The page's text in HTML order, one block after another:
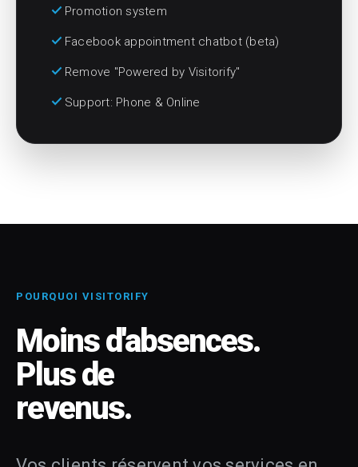
check Promotion system
check Facebook appointment chatbot (beta)
check Remove "Powered by Visitorify"
check Support: Phone & Online
POURQUOI VISITORIFY
Moins d'absences.
Plus de
revenus.